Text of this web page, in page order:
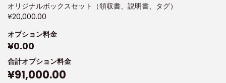
オリジナルボックスセット（領収書、説明書、タグ）
¥20,000.00
オプション料金
¥0.00
合計オプション料金
¥91,000.00